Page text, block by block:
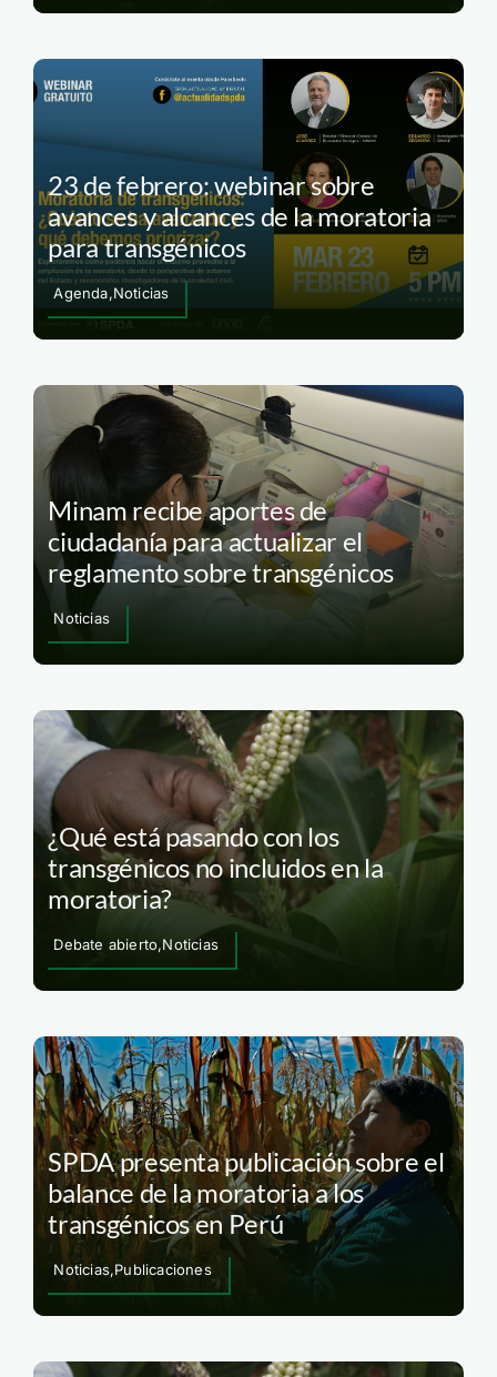
23 de febrero: webinar sobre
avances y alcances de la moratoria
para transgénicos
Agenda,Noticias
Minam recibe aportes de
ciudadanía para actualizar el
reglamento sobre transgénicos
Noticias
¿Qué está pasando con los
transgénicos no incluidos en la
moratoria?
Debate abierto,Noticias
SPDA presenta publicación sobre el
balance de la moratoria a los
transgénicos en Perú
Noticias,Publicaciones